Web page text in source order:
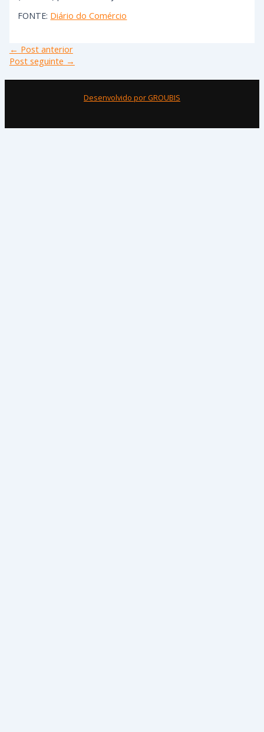
FONTE: Diário do Comércio
← Post anterior
Post seguinte →
Desenvolvido por GROUBIS